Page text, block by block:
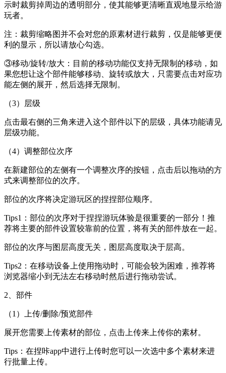
示时裁剪掉周边的透明部分，使其能够更清晰直观地显示给游
玩者。
注：裁剪缩略图并不会对您的原素材进行裁剪，仅是能够更便
利的显示，所以请放心勾选。
③移动/旋转/放大：目前的移动功能仅支持无限制的移动，如
果您想让这个部件能够移动、旋转或放大，只需要点击对应功
能左侧的展开，然后选择无限制。
（3）层级
点击最右侧的三角来进入这个部件以下的层级，具体功能请见
层级功能。
（4）调整部位次序
在新建部位的左侧有一个调整次序的按钮，点击后以拖动的方
式来调整部位的次序。
部位的次序将决定游玩区的捏捏部位顺序。
Tips1：部位的次序对于捏捏游玩体验是很重要的一部分！推
荐将主要的部件设置较靠前的位置，将有关的部件放在一起。
部位的次序与图层高度无关，图层高度取决于层高。
Tips2：在移动设备上使用拖动时，可能会较为困难，推荐将
浏览器缩小到无法左右移动时然后进行拖动尝试。
2、部件
（1）上传/删除/预览部件
展开您需要上传素材的部位，点击上传来上传你的素材。
Tips：在捏咔app中进行上传时您可以一次选中多个素材来进
行批量上传。